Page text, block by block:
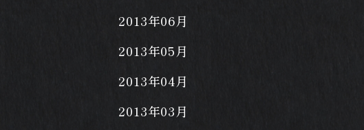
2013年06月
2013年05月
2013年04月
2013年03月